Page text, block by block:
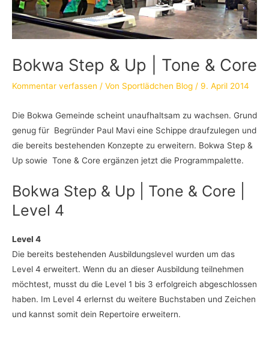
Bokwa Step & Up | Tone & Core
Kommentar verfassen / Von Sportlädchen Blog / 9. April 2014
Die Bokwa Gemeinde scheint unaufhaltsam zu wachsen. Grund
genug für Begründer Paul Mavi eine Schippe draufzulegen und
die bereits bestehenden Konzepte zu erweitern. Bokwa Step &
Up sowie Tone & Core ergänzen jetzt die Programmpalette.
Bokwa Step & Up | Tone & Core |
Level 4
Level 4
Die bereits bestehenden Ausbildungslevel wurden um das
Level 4 erweitert. Wenn du an dieser Ausbildung teilnehmen
möchtest, musst du die Level 1 bis 3 erfolgreich abgeschlossen
haben. Im Level 4 erlernst du weitere Buchstaben und Zeichen
und kannst somit dein Repertoire erweitern.